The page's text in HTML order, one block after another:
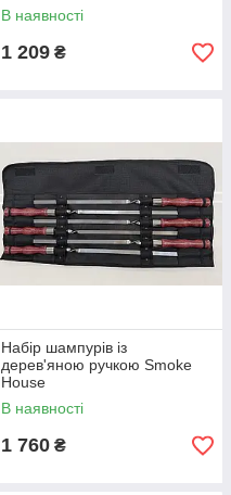
В наявності
1 209 ₴
Набір шампурів із
дерев'яною ручкою Smoke
House
В наявності
1 760 ₴